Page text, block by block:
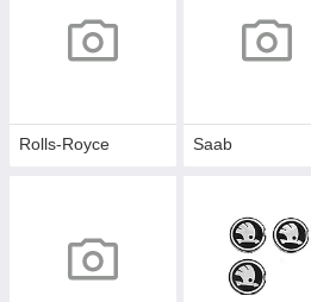
Rolls-Royce Saab